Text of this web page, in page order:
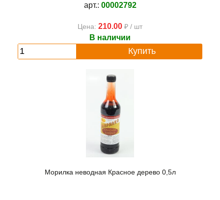
арт.: 00002792
Цена: 210.00 ₽ / шт
В наличии
Купить
Морилка неводная Красное дерево 0,5л